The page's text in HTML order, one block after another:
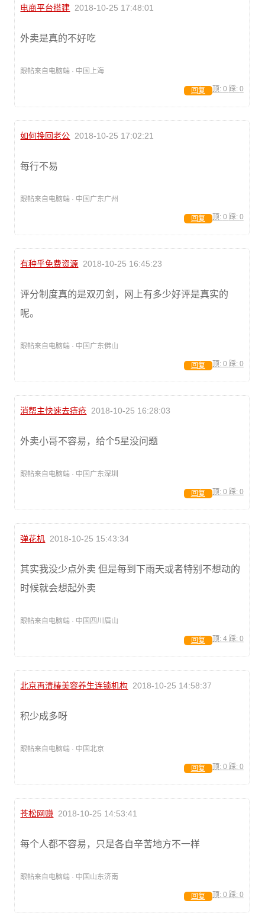
电商平台搭建 2018-10-25 17:48:01
外卖是真的不好吃
跟帖来自电脑端 · 中国上海
顶: 0 踩: 0
回复
如何挽回老公 2018-10-25 17:02:21
每行不易
跟帖来自电脑端 · 中国广东广州
顶: 0 踩: 0
回复
有种乎免费资源 2018-10-25 16:45:23
评分制度真的是双刃剑，网上有多少好评是真实的
呢。
跟帖来自电脑端 · 中国广东佛山
顶: 0 踩: 0
回复
消帮主快速去痔疮 2018-10-25 16:28:03
外卖小哥不容易，给个5星没问题
跟帖来自电脑端 · 中国广东深圳
顶: 0 踩: 0
回复
弹花机 2018-10-25 15:43:34
其实我没少点外卖 但是每到下雨天或者特别不想动的
时候就会想起外卖
跟帖来自电脑端 · 中国四川眉山
顶: 4 踩: 0
回复
北京再清椿美容养生连锁机构 2018-10-25 14:58:37
积少成多呀
跟帖来自电脑端 · 中国北京
顶: 0 踩: 0
回复
苍松网赚 2018-10-25 14:53:41
每个人都不容易，只是各自辛苦地方不一样
跟帖来自电脑端 · 中国山东济南
顶: 0 踩: 0
回复